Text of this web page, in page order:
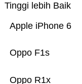
Tinggi lebih Baik
Oppo R1x
Oppo F1s
Apple iPhone 6